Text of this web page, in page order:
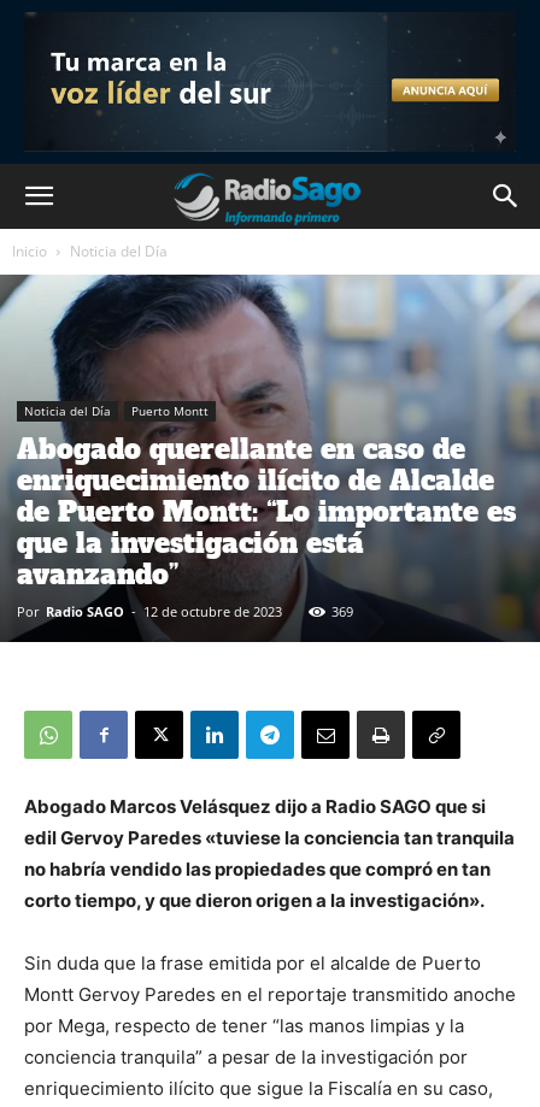
Inicio Noticia del Día
Noticia del Día Puerto Montt
Abogado querellante en caso de
enriquecimiento ilícito de Alcalde
de Puerto Montt: “Lo importante es
que la investigación está
avanzando”
Por Radio SAGO - 12 de octubre de 2023 369
Abogado Marcos Velásquez dijo a Radio SAGO que si
edil Gervoy Paredes «tuviese la conciencia tan tranquila
no habría vendido las propiedades que compró en tan
corto tiempo, y que dieron origen a la investigación».
Sin duda que la frase emitida por el alcalde de Puerto
Montt Gervoy Paredes en el reportaje transmitido anoche
por Mega, respecto de tener “las manos limpias y la
conciencia tranquila” a pesar de la investigación por
enriquecimiento ilícito que sigue la Fiscalía en su caso,